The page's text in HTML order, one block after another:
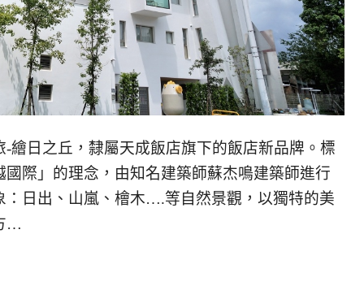
繪日之丘，隸屬天成飯店旗下的飯店新品牌。標
際」的理念，由知名建築師蘇杰鳴建築師進行
：日出、山嵐、檜木….等自然景觀，以獨特的美
…